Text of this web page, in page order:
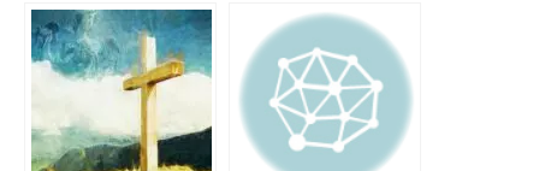
a Cesty
Realistická
Očekávání a Cesty
ke Cíli